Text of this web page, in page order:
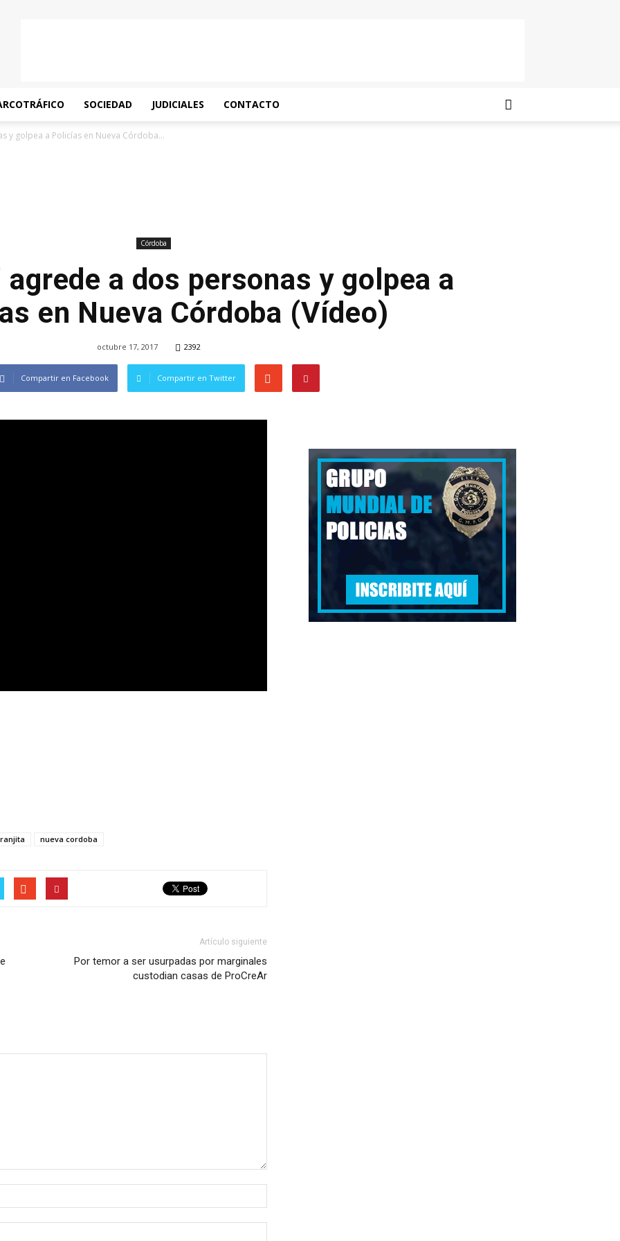
SOCIEDAD JUDICIALES CONTACTO
y golpea a Policías en Nueva Córdoba...
Córdoba
agrede a dos personas y golpea a
en Nueva Córdoba (Vídeo)
octubre 17, 2017 2392
Compartir en Facebook Compartir en Twitter
nueva cordoba
Artículo siguiente
Por temor a ser usurpadas por marginales
custodian casas de ProCreAr